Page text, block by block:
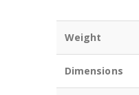
Weight
Dimensions